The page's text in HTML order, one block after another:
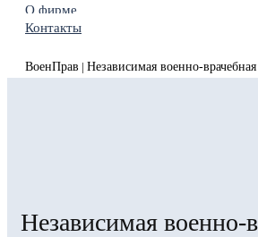
О фирме
Контакты
ВоенПрав Независимая военно-
Независимая военно-